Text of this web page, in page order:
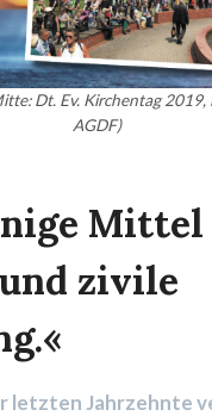
Dt. Ev. Kirchentag
AGDF)
zivile
letzten Jahrzehnte